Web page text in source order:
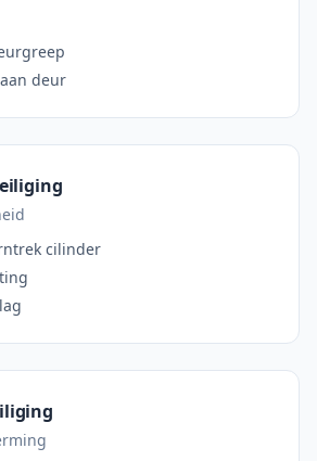
deur
cilinder